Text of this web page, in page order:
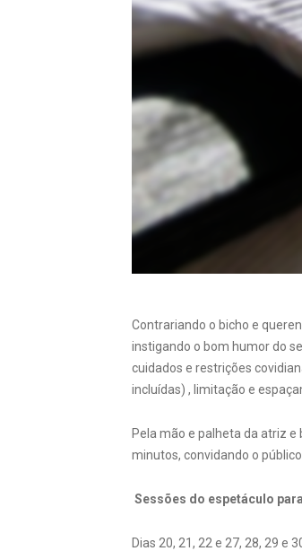
Contrariando o bicho e
instigando o bom humor do
cuidados e restrições
incluídas) , limitação e
Pela mão e palheta da atriz e
minutos, convidando o
Sessões do espetáculo
Dias 20, 21, 22 e 27, 28, 29 e